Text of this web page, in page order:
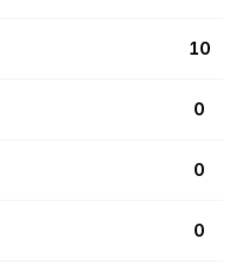
10
0
0
0